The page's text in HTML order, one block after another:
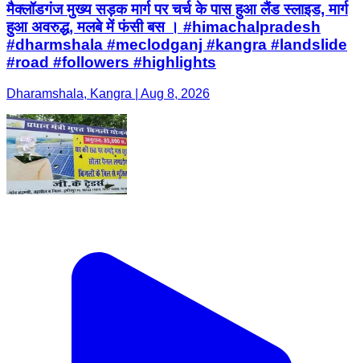
मैक्लॉडगंज मुख्य सड़क मार्ग पर चर्च के पास हुआ लैंड स्लाइड, मार्ग
हुआ अवरुद्ध, मलबे में फंसी बस । #himachalpradesh
#dharmshala #meclodganj #kangra #landslide
#road #followers #highlights
Dharamshala, Kangra | Aug 8, 2026